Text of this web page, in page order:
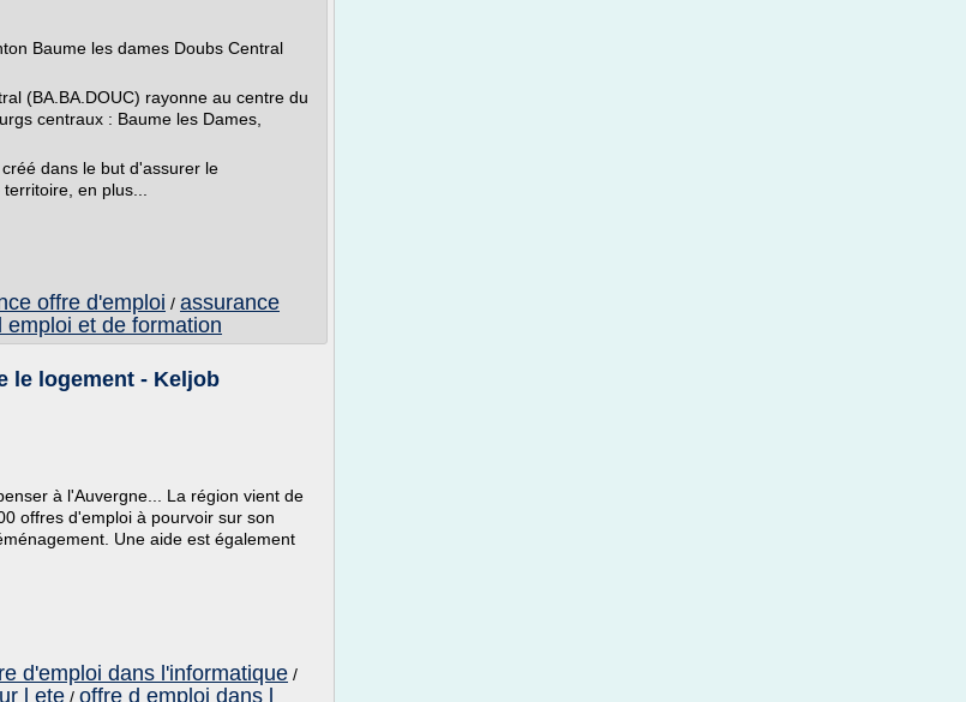
Baume les dames Doubs Central
(BA.BA.DOUC) rayonne au centre du
centraux : Baume les Dames,
dans le but d'assurer le
en plus...
offre d'emploi / assurance
emploi et de formation
le logement - Keljob
à l'Auvergne... La région vient de
offres d'emploi à pourvoir sur son
Une aide est également
d'emploi dans l'informatique /
l ete / offre d emploi dans l